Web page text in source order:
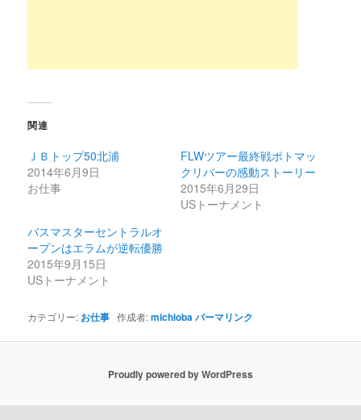
関連
ＪＢトップ50北浦
2014年6月9日
お仕事
FLWツアー最終戦ポトマッ
クリバーの感動ストーリー
2015年6月29日
USトーナメント
バスマスターセントラルオ
ープンはエラムが逆転優勝
2015年9月15日
USトーナメント
カテゴリー: お仕事 作成者:michiobaパーマリンク
Proudly powered by WordPress